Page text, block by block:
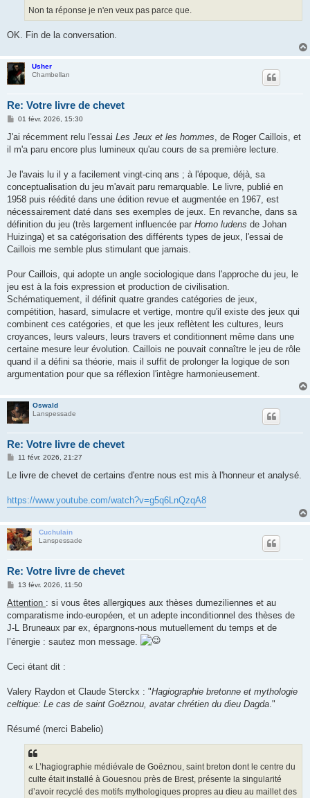
Non ta réponse je n'en veux pas parce que.
OK. Fin de la conversation.
Usher
Chambellan
Re: Votre livre de chevet
M
s
a
01 févr. 2026, 15:30
J'ai récemment relu l'essai Les Jeux et les hommes , de Roger Caillois, et
il m'a paru encore plus lumineux qu'au cours de sa première lecture.
Je l'avais lu il y a facilement vingt-cinq ans ; à l'époque, déjà, sa
conceptualisation du jeu m'avait paru remarquable. Le livre, publié en
1958 puis réédité dans une édition revue et augmentée en 1967, est
nécessairement daté dans ses exemples de jeux. En revanche, dans sa
définition du jeu (très largement influencée par Homo ludens de Johan
Huizinga) et sa catégorisation des différents types de jeux, l'essai de
Caillois me semble plus stimulant que jamais.
Pour Caillois, qui adopte un angle sociologique dans l'approche du jeu, le
jeu est à la fois expression et production de civilisation.
Schématiquement, il définit quatre grandes catégories de jeux,
compétition, hasard, simulacre et vertige, montre qu'il existe des jeux qui
combinent ces catégories, et que les jeux reflètent les cultures, leurs
croyances, leurs valeurs, leurs travers et conditionnent même dans une
certaine mesure leur évolution. Caillois ne pouvait connaître le jeu de rôle
quand il a défini sa théorie, mais il suffit de prolonger la logique de son
argumentation pour que sa réflexion l'intègre harmonieusement.
Oswald
Lanspessade
Re: Votre livre de chevet
M
s
g
e
11 févr. 2026, 21:27
Le livre de chevet de certains d'entre nous est mis à l'honneur et analysé.
https://www.youtube.com/watch?v=g5q6LnQzqA8
Cuchulain
Lanspessade
Re: Votre livre de chevet
M
s
s
a
g
13 févr. 2026, 11:50
Attention : si vous êtes allergiques aux thèses dumeziliennes et au
comparatisme indo-européen, et un adepte inconditionnel des thèses de
J-L Bruneaux par ex, épargnons-nous mutuellement du temps et de
l’énergie : sautez mon message.
Ceci étant dit :
Valery Raydon et Claude Sterckx : "Hagiographie bretonne et mythologie
celtique: Le cas de saint Goëznou, avatar chrétien du dieu Dagda ."
Résumé (merci Babelio)
« L’hagiographie médiévale de Goëznou, saint breton dont le centre du
culte était installé à Gouesnou près de Brest, présente la singularité
d’avoir recyclé des motifs mythologiques propres au dieu au maillet des